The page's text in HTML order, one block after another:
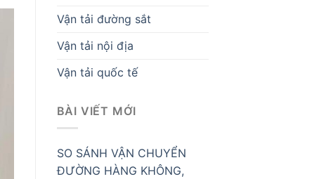
Vận tải đường sắt
Vận tải nội địa
Vận tải quốc tế
BÀI VIẾT MỚI
SO SÁNH VẬN CHUYỂN
ĐƯỜNG HÀNG KHÔNG,